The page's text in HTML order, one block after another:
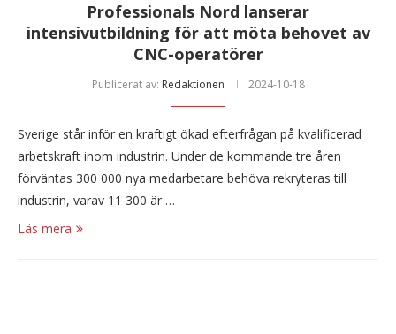
Professionals Nord lanserar
intensivutbildning för att möta behovet av
CNC-operatörer
Publicerat av: Redaktionen 2024-10-18
Sverige står inför en kraftigt ökad efterfrågan på kvalificerad
arbetskraft inom industrin. Under de kommande tre åren
förväntas 300 000 nya medarbetare behöva rekryteras till
industrin, varav 11 300 är …
Läs mera